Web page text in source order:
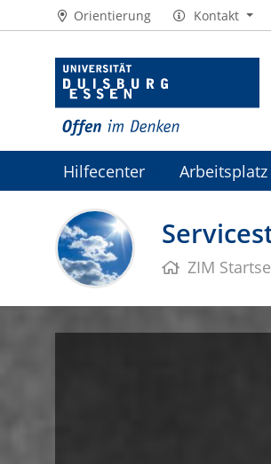
Orientierung Kontakt
Hilfecenter Arbeitsplatz
ZIM-Intranet
ZIM